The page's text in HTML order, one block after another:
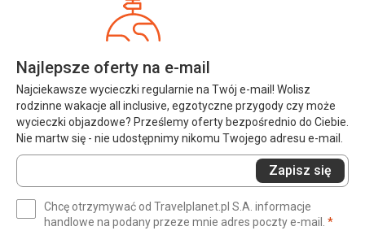
Najlepsze oferty na e-mail
Najciekawsze wycieczki regularnie na Twój e-mail! Wolisz
rodzinne wakacje all inclusive, egzotyczne przygody czy może
wycieczki objazdowe? Prześlemy oferty bezpośrednio do Ciebie.
Nie martw się - nie udostępnimy nikomu Twojego adresu e-mail.
Wprowadź
swój
(wymagane)
Zapisz się
Chcę otrzymywać od Travelplanet.pl S.A. informacje
handlowe na podany przeze mnie adres poczty e-mail. *